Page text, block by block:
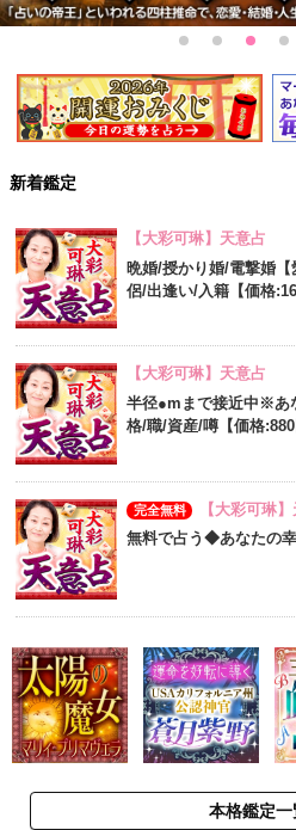
新着鑑定
【大彩可琳】天意占
晩婚/授かり婚/電撃婚
侶/出逢い/入籍【価格
【大彩可琳】天意占
半径●mまで接近中※あ
格/職/資産/噂【価格:880
完全無料
【大彩可琳
無料で占う◆あなたの
本格鑑定一